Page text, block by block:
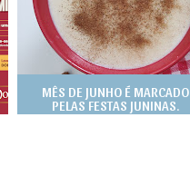
MÊS DE JUNHO É MARCADO
PELAS FESTAS JUNINAS.